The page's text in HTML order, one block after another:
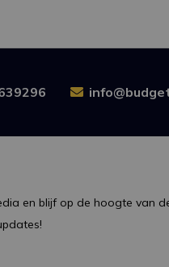
en blijf op de hoogte van